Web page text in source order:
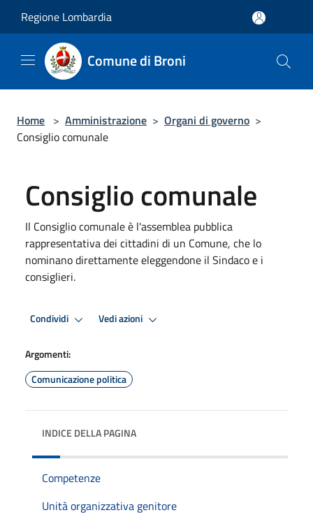
Regione Lombardia
Comune di Broni
Home > Amministrazione > Organi di governo >
Consiglio comunale
Consiglio comunale
Il Consiglio comunale è l'assemblea pubblica
rappresentativa dei cittadini di un Comune, che lo
nominano direttamente eleggendone il Sindaco e i
consiglieri.
Condividi Vedi azioni
Argomenti:
Comunicazione politica
INDICE DELLA PAGINA
Competenze
Unità organizzativa genitore